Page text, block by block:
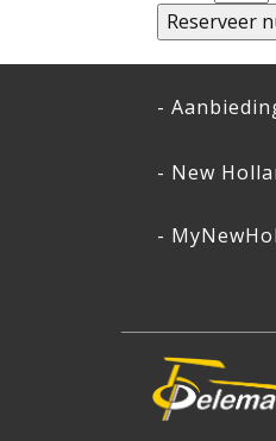
-
- New
-